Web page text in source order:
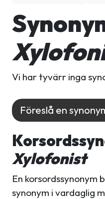
Vi har tyvärr inga
Föreslå en
Xylofonist
En korsordssynonym
synonym i vardaglig